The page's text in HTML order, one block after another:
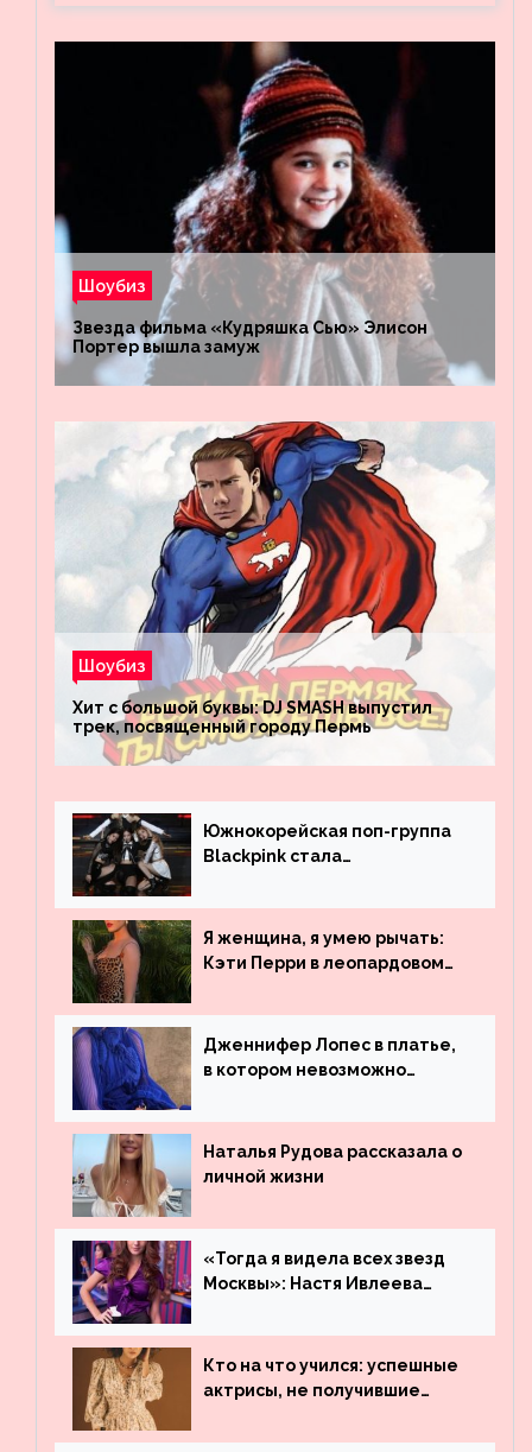
Шоубиз
Звезда фильма «Кудряшка Сью» Элисон
Портер вышла замуж
Шоубиз
Хит с большой буквы: DJ SMASH выпустил
трек, посвященный городу Пермь
Южнокорейская поп-группа
Blackpink стала
просмотрам на YouTube. Они
обогнали даже Джастина
Бибера
Я женщина, я умею рычать:
Кэти Перри в леопардовом
Дженнифер Лопес в платье,
в котором невозможно
Наталья Рудова рассказала о
личной жизни
«Тогда я видела всех звезд
Москвы»: Настя Ивлеева
популярности и выложила
архивные фото
Кто на что учился: успешные
актрисы, не получившие